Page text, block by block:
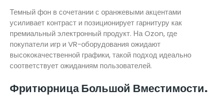
Темный фон в сочетании с оранжевыми акцентами
усиливает контраст и позиционирует гарнитуру как
премиальный электронный продукт. На Ozon, где
покупатели игр и VR-оборудования ожидают
высококачественной графики, такой подход идеально
соответствует ожиданиям пользователей.
Фритюрница Большой Вместимости.